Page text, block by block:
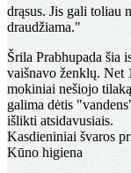
drąsus. Jis gali toliau
draudžiama."
Šrila Prabhupada šia
vaišnavo ženklų. Net
mokiniai nešiojo
galima dėtis
išlikti atsidavusiais.
Kasdieniniai švaros
Kūno higiena